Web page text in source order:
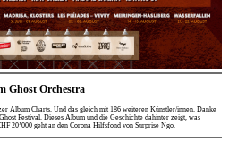
Ghost Orchestra
Album Charts. Und das gleich mit 186 weiteren Künstler/innen. Danke
Ghost Festival. Dieses Album und die Geschichte dahinter zeigt, was
20’000 geht an den Corona Hilfsfond von Surprise Ngo.